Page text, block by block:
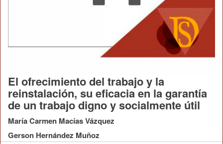
El ofrecimiento del trabajo y la
reinstalación, su eficacia en la garantía
de un trabajo digno y socialmente útil
María Carmen Macías Vázquez
Gerson Hernández Muñoz